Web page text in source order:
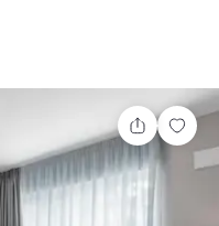
Teilen